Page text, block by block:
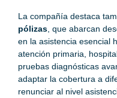
La compañía destaca
pólizas , que abarcan
en la asistencia esencial
atención primaria,
pruebas diagnósticas
adaptar la cobertura a
renunciar al nivel